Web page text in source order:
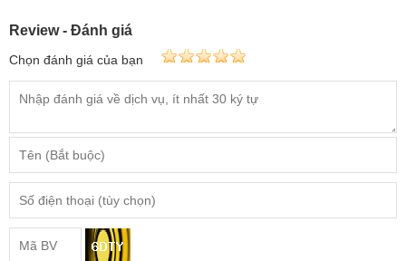
Review - Đánh giá
Chọn đánh giá của bạn